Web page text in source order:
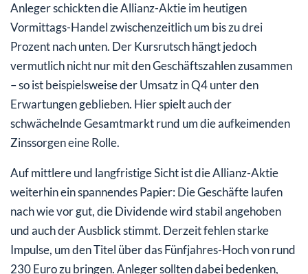
Anleger schickten die Allianz-Aktie im heutigen
Vormittags-Handel zwischenzeitlich um bis zu drei
Prozent nach unten. Der Kursrutsch hängt jedoch
vermutlich nicht nur mit den Geschäftszahlen zusammen
– so ist beispielsweise der Umsatz in Q4 unter den
Erwartungen geblieben. Hier spielt auch der
schwächelnde Gesamtmarkt rund um die aufkeimenden
Zinssorgen eine Rolle.
Auf mittlere und langfristige Sicht ist die Allianz-Aktie
weiterhin ein spannendes Papier: Die Geschäfte laufen
nach wie vor gut, die Dividende wird stabil angehoben
und auch der Ausblick stimmt. Derzeit fehlen starke
Impulse, um den Titel über das Fünfjahres-Hoch von rund
230 Euro zu bringen. Anleger sollten dabei bedenken,